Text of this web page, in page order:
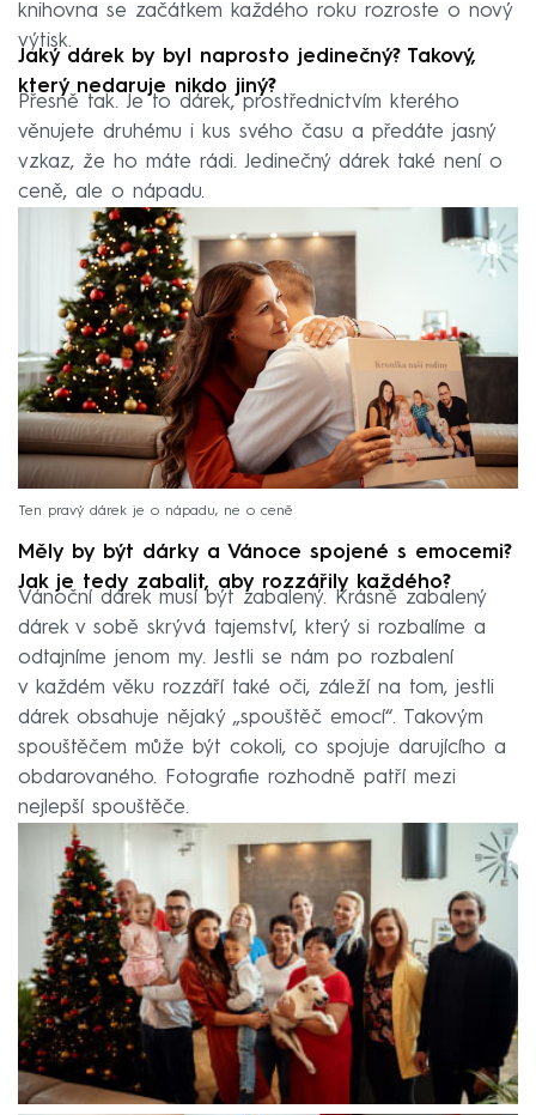
knihovna se začátkem každého roku rozroste o nový
výtisk.
Jaký dárek by byl naprosto jedinečný? Takový,
který nedaruje nikdo jiný?
Přesně tak. Je to dárek, prostřednictvím kterého
věnujete druhému i kus svého času a předáte jasný
vzkaz, že ho máte rádi. Jedinečný dárek také není o
ceně, ale o nápadu.
Ten pravý dárek je o nápadu, ne o ceně
Měly by být dárky a Vánoce spojené s emocemi?
Jak je tedy zabalit, aby rozzářily každého?
Vánoční dárek musí být zabalený. Krásně zabalený
dárek v sobě skrývá tajemství, který si rozbalíme a
odtajníme jenom my. Jestli se nám po rozbalení
v každém věku rozzáří také oči, záleží na tom, jestli
dárek obsahuje nějaký „spouštěč emocí“. Takovým
spouštěčem může být cokoli, co spojuje darujícího a
obdarovaného. Fotografie rozhodně patří mezi
nejlepší spouštěče.